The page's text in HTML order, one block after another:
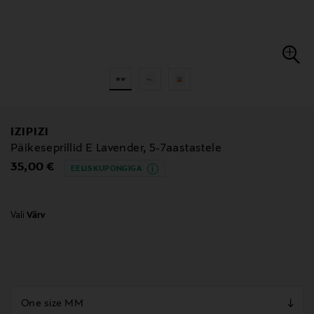
IZIPIZI
Päikeseprillid E Lavender, 5-7aastastele
Original Price
35,00 € EELIS KUPONGIGA
Vali Värv